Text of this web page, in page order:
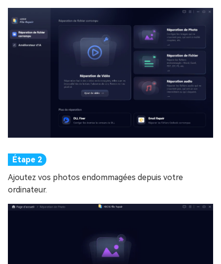
Ajoutez vos photos endommagées depuis votre
ordinateur.